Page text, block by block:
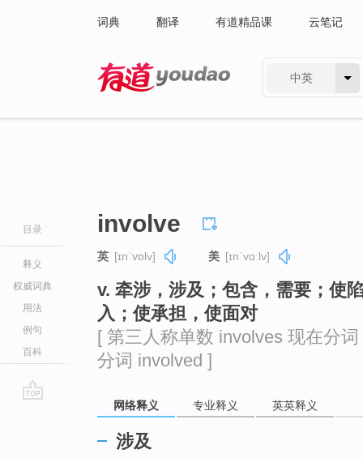
词典 翻译 有道精品课 云笔记
中英
目录
释义
权威词典
用法
例句
百科
involve
英 [ɪnˈvɒlv] 美 [ɪnˈvɑːlv]
v. 牵涉，涉及；包含，需要；使
入；使承担，使面对
[ 第三人称单数 involves 现在分
分词 involved ]
网络释义 专业释义 英英释义
涉及